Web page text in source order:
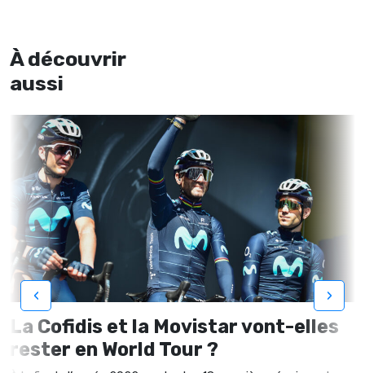
À découvrir
aussi
La Cofidis et la Movistar vont-elles
rester en World Tour ?
‹ ›